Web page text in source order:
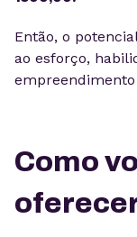
Então, o
ao esforço,
Como